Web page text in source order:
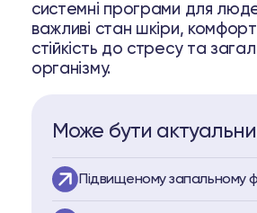
System
Telegram
системні програми для
важливі стан шкіри,
стійкість до стресу та
організму.
Може бути
Підвищеному запальному